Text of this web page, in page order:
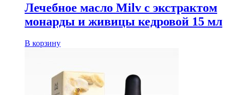
Лечебное масло Milv с экстрактом
монарды и живицы кедровой 15 мл
В корзину